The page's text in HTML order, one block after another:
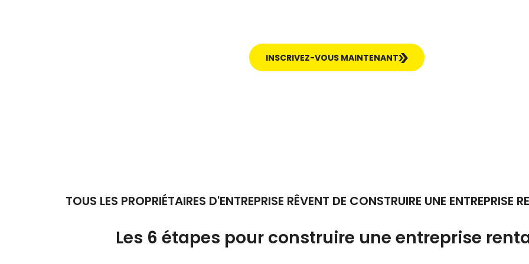
INSCRIVEZ-VOUS MAINTENANT
TOUS LES PROPRIÉTAIRES D'ENTREPRISE RÊVENT DE CONSTRUIRE UNE ENTREPRISE
Les 6 étapes pour construire une entreprise